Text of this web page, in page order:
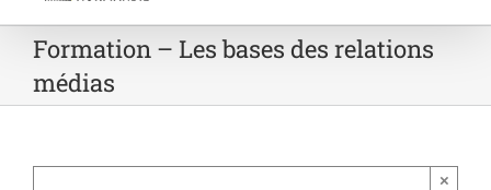
Formation – Les bases des relations
médias
×